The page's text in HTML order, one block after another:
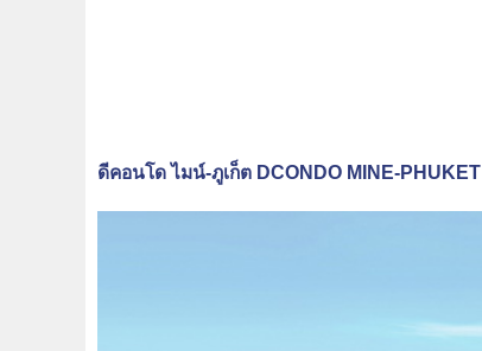
ดีคอนโด ไมน์-ภูเก็ต DCONDO MINE-PHUKET